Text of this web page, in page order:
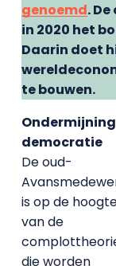
genoemd.
in 2020 het
Daarin doet
te bouwen.
Ondermijning
democratie
De oud-
is op de
van de
die worden